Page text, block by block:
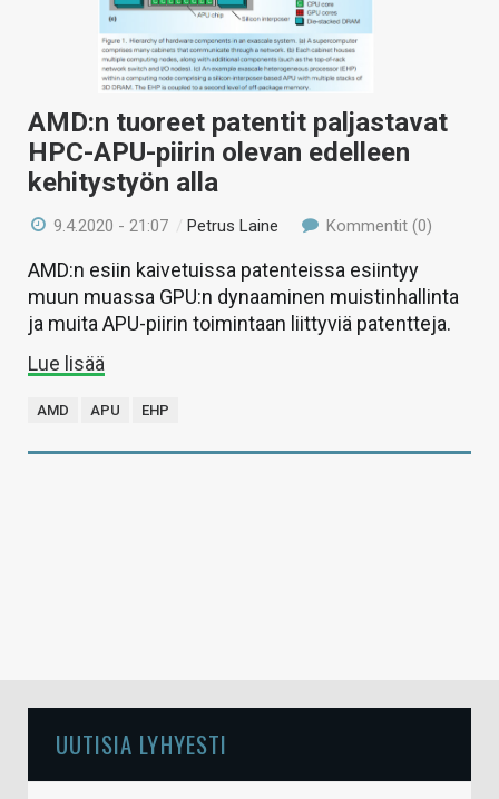
AMD:n tuoreet patentit paljastavat
HPC-APU-piirin olevan edelleen
kehitystyön alla
9.4.2020 - 21:07 /Petrus Laine Kommentit (0)
AMD:n esiin kaivetuissa patenteissa esiintyy
muun muassa GPU:n dynaaminen muistinhallinta
ja muita APU-piirin toimintaan liittyviä patentteja.
Lue lisää
AMD APU EHP
UUTISIA LYHYESTI